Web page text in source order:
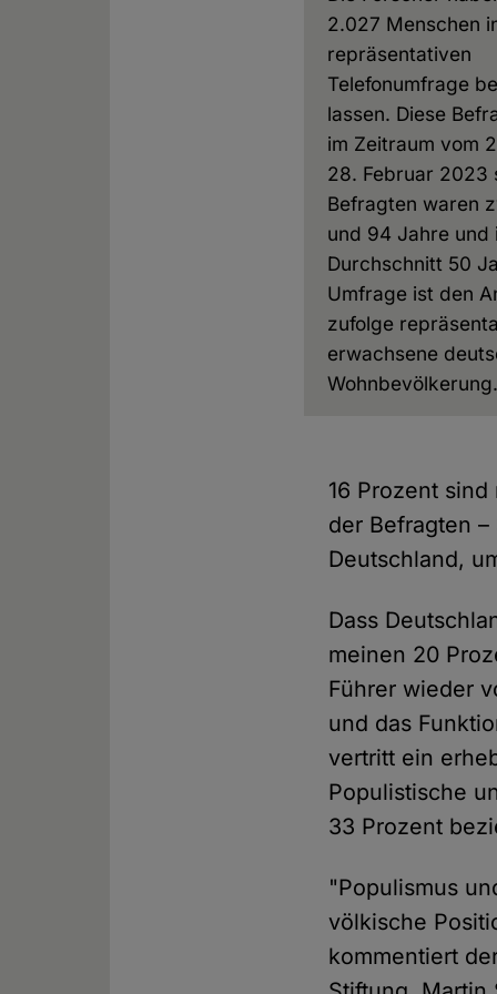
2.027 Menschen
repräsentativen
Telefonumfrage
lassen. Diese
im Zeitraum vom
28. Februar 2023
Befragten waren
und 94 Jahre und
Durchschnitt 50
Umfrage ist den
zufolge
erwachsene
Wohnbevölkerung.
16 Prozent
der Befragten
Deutschland,
Dass
meinen 20
Führer wieder
und das
vertritt ein
Populistische
33 Prozent
"Populismus
völkische
kommentiert